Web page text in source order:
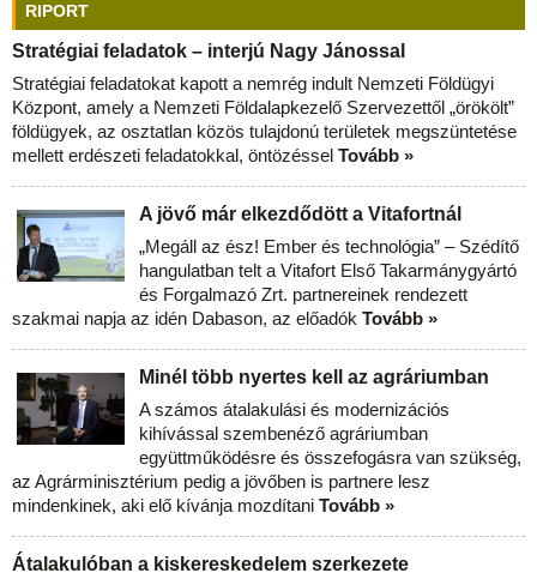
RIPORT
Stratégiai feladatok – interjú Nagy Jánossal
Stratégiai feladatokat kapott a nemrég indult Nemzeti Földügyi
Központ, amely a Nemzeti Földalapkezelő Szervezettől „örökölt”
földügyek, az osztatlan közös tulajdonú területek megszüntetése
mellett erdészeti feladatokkal, öntözéssel Tovább »
A jövő már elkezdődött a Vitafortnál
„Megáll az ész! Ember és technológia” – Szédítő
hangulatban telt a Vitafort Első Takarmánygyártó
és Forgalmazó Zrt. partnereinek rendezett
szakmai napja az idén Dabason, az előadók Tovább »
Minél több nyertes kell az agráriumban
A számos átalakulási és modernizációs
kihívással szembenéző agráriumban
együttműködésre és összefogásra van szükség,
az Agrárminisztérium pedig a jövőben is partnere lesz
mindenkinek, aki elő kívánja mozdítani Tovább »
Átalakulóban a kiskereskedelem szerkezete